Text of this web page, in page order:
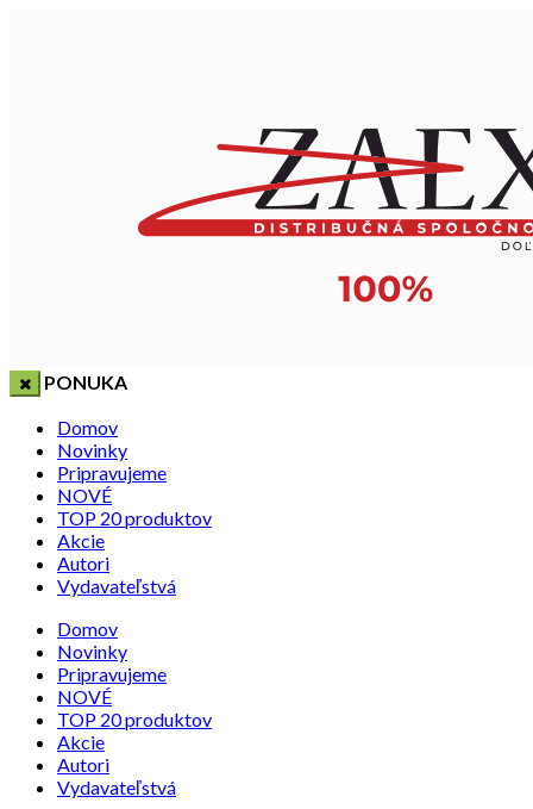
PONUKA
Domov
Novinky
Pripravujeme
NOVÉ
TOP 20 produktov
Akcie
Autori
Vydavateľstvá
Domov
Novinky
Pripravujeme
NOVÉ
TOP 20 produktov
Akcie
Autori
Vydavateľstvá